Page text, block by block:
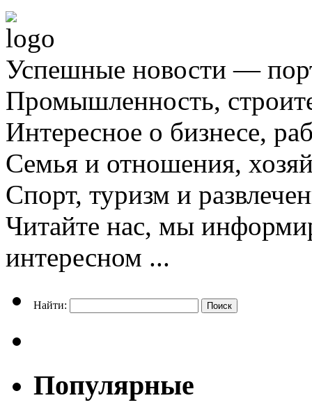
Успешные новости —
Промышленность,
Интересное о бизнесе,
Семья и отношения,
Спорт, туризм и
Читайте нас, мы
интересном ...
Найти:
Популярные